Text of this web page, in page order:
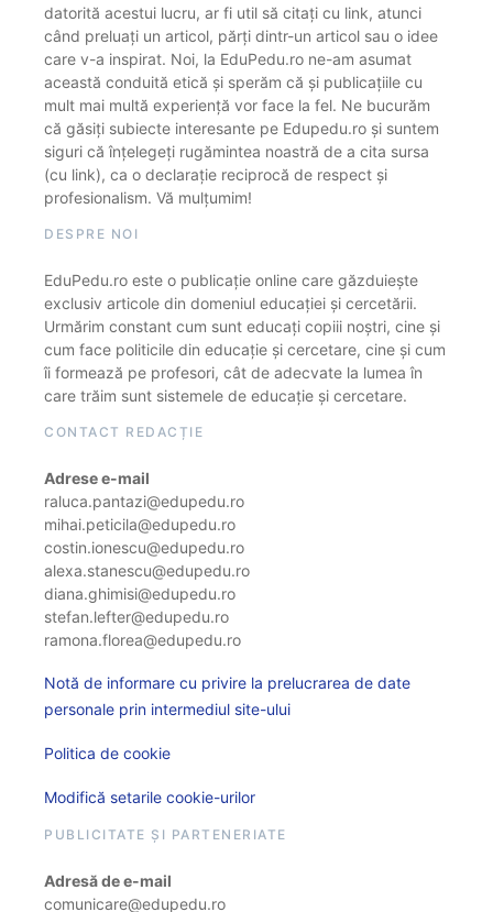
datorită acestui lucru, ar fi util să citați cu link, atunci
când preluați un articol, părți dintr-un articol sau o idee
care v-a inspirat. Noi, la EduPedu.ro ne-am asumat
această conduită etică și sperăm că și publicațiile cu
mult mai multă experiență vor face la fel. Ne bucurăm
că găsiți subiecte interesante pe Edupedu.ro și suntem
siguri că înțelegeți rugămintea noastră de a cita sursa
(cu link), ca o declarație reciprocă de respect și
profesionalism. Vă mulțumim!
DESPRE NOI
EduPedu.ro este o publicație online care găzduiește
exclusiv articole din domeniul educației și cercetării.
Urmărim constant cum sunt educați copiii noștri, cine și
cum face politicile din educație și cercetare, cine și cum
îi formează pe profesori, cât de adecvate la lumea în
care trăim sunt sistemele de educație și cercetare.
CONTACT REDACȚIE
Adrese e-mail
raluca.pantazi@edupedu.ro
mihai.peticila@edupedu.ro
costin.ionescu@edupedu.ro
alexa.stanescu@edupedu.ro
diana.ghimisi@edupedu.ro
stefan.lefter@edupedu.ro
ramona.florea@edupedu.ro
Notă de informare cu privire la prelucrarea de date
personale prin intermediul site-ului
Politica de cookie
Modifică setarile cookie-urilor
PUBLICITATE ȘI PARTENERIATE
Adresă de e-mail
comunicare@edupedu.ro